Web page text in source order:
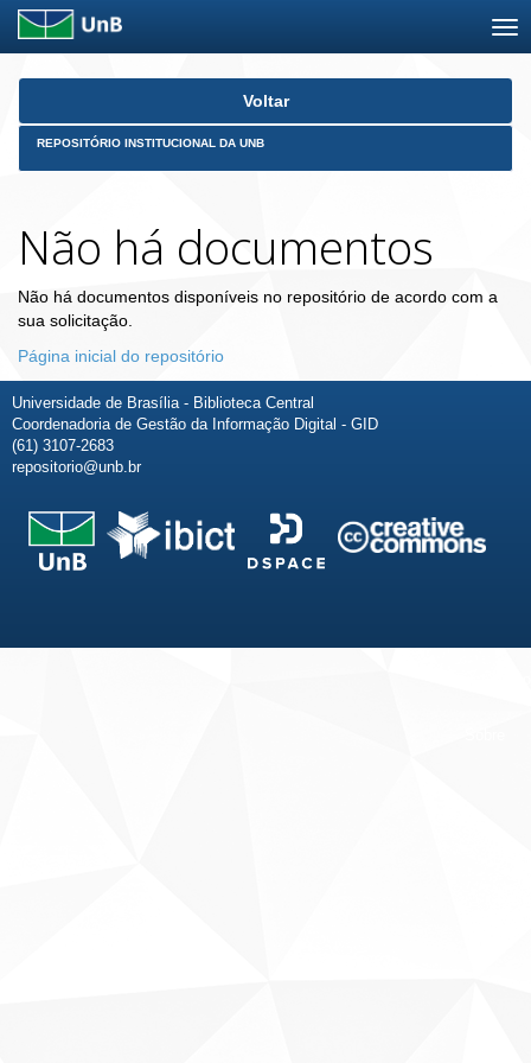
Skip
Voltar
REPOSITÓRIO INSTITUCIONAL DA UNB
Não há documentos
Não há documentos disponíveis no repositório de acordo com a
sua solicitação.
Página inicial do repositório
Universidade de Brasília - Biblioteca Central
Coordenadoria de Gestão da Informação Digital - GID
(61) 3107-2683
repositorio@unb.br